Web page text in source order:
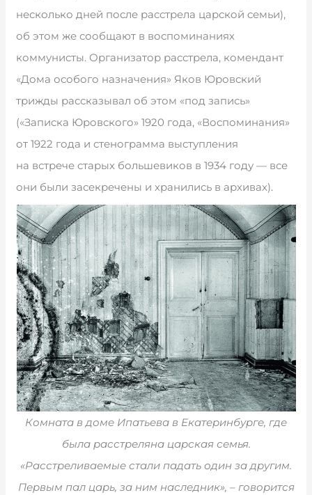
несколько дней после расстрела царской семьи),
об этом же сообщают в воспоминаниях
коммунисты. Организатор расстрела, комендант
«Дома особого назначения» Яков Юровский
трижды рассказывал об этом «под запись»
(«Записка Юровского» 1920 года, «Воспоминания»
от 1922 года и стенограмма выступления
на встрече старых большевиков в 1934 году — все
они были засекречены и хранились в архивах).
Комната в доме Ипатьева в Екатеринбурге, где
была расстреляна царская семья.
«Расстреливаемые стали падать один за другим.
Первым пал царь, за ним наследник», – говорится